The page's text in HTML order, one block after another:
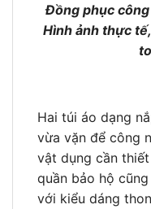
Đồng phục công
Hình ảnh thực
Hai túi áo dạng
vừa vặn để công
vật dụng cần
quần bảo hộ
với kiểu dáng